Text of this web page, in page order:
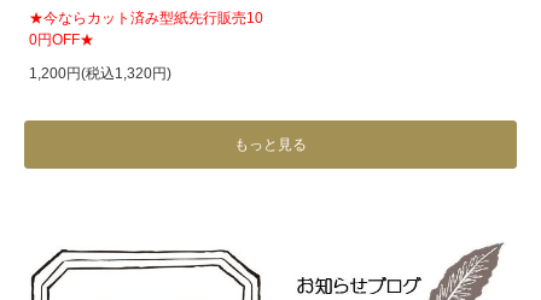
★今ならカット済み型紙先行販売10
0円OFF★
1,200円(税込1,320円)
もっと見る